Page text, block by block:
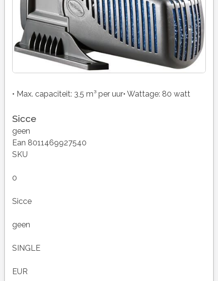
• Max. capaciteit: 3,5 m³ per uur• Wattage: 80 watt
Sicce
geen
Ean 8011469927540
SKU
0
Sicce
geen
SINGLE
EUR